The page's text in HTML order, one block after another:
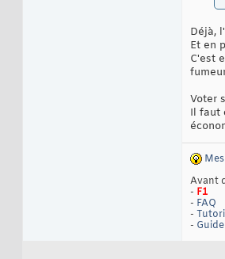
Déjà,
Et en
C'est
Voter
Il faut
Avant
- F1
- FAQ
-
-